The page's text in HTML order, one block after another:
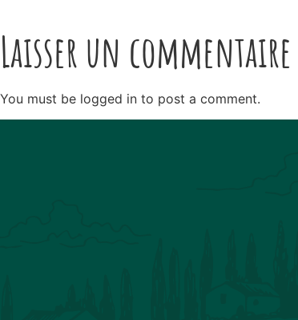
Laisser un commentaire
You must be logged in to post a comment.